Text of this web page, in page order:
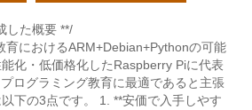
した概要 **/
育におけるARM+Debian+Pythonの可能
化・低価格化したRaspberry Piに代表
ログラミング教育に最適であると主張
下の3点です。 1. **安価で入手しやす